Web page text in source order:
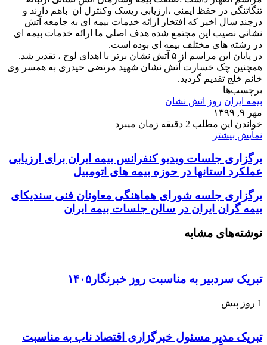
تنگاتنگی در حفظ ایمنی ،ارزیابی ریسک وکنترل آن باهم دارند و
درچند سال اخیر که افتخار ارائه خدمات بیمه ای به جامعه آتش
نشانی نصیب این مجتمع شده هدف اصلی ما ارائه خدمات بیمه ای
در رشته های مختلف بیمه ای بوده است.
در پایان این مراسم از ۵ آتش نشان برتر با اهدای لوح ، تقدیر شد.
همچنین چک خسارت آتش نشان شهید مرتضی حیدری به همسر وی
خانم خلج تقدیم گردید.
برچسب‌ها
بیمه ایران روز اتش نشان
مهر ۹, ۱۳۹۹
خواندن این مطلب 2 دقیقه زمان میبرد
نمایش بیشتر
برگزاری جلسات ویدیو کنفرانس بیمه ایران برای ارزیابی
عملکرد استانها در حوزه بیمه های اتومبیل
برگزاری جلسه شورای هماهنگی معاونان فنی سندیکای
بیمه گران ایران در سالن جلسات بیمه ایران
نوشته‌های مشابه
تبریک سردبیر به مناسبت روز خبرنگار۱۴۰۵
1 روز پیش
تبریک مدیر مسئول خبرگزاری اقتصاد ناب به مناسبت